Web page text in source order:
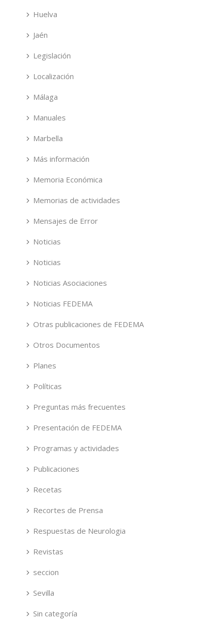
Huelva
Jaén
Legislación
Localización
Málaga
Manuales
Marbella
Más información
Memoria Económica
Memorias de actividades
Mensajes de Error
Noticias
Noticias
Noticias Asociaciones
Noticias FEDEMA
Otras publicaciones de FEDEMA
Otros Documentos
Planes
Políticas
Preguntas más frecuentes
Presentación de FEDEMA
Programas y actividades
Publicaciones
Recetas
Recortes de Prensa
Respuestas de Neurologia
Revistas
seccion
Sevilla
Sin categoría